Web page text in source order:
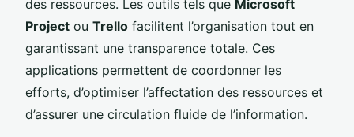
des ressources. Les outils tels que Microsoft
Project ou Trello facilitent l’organisation tout en
garantissant une transparence totale. Ces
applications permettent de coordonner les
efforts, d’optimiser l’affectation des ressources et
d’assurer une circulation fluide de l’information.